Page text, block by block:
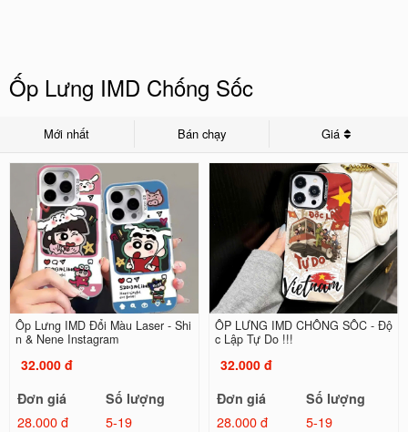
Ốp Lưng IMD Chống Sốc
Mới nhất Bán chạy Giá
Ốp Lưng IMD Đổi Màu Laser - Shi
n & Nene Instagram
32.000 đ
Đơn giá
Số lượng
28.000 đ
5-19
ỐP LƯNG IMD CHỐNG SỐC - Độ
c Lập Tự Do !!!
32.000 đ
Đơn giá
Số lượng
28.000 đ
5-19